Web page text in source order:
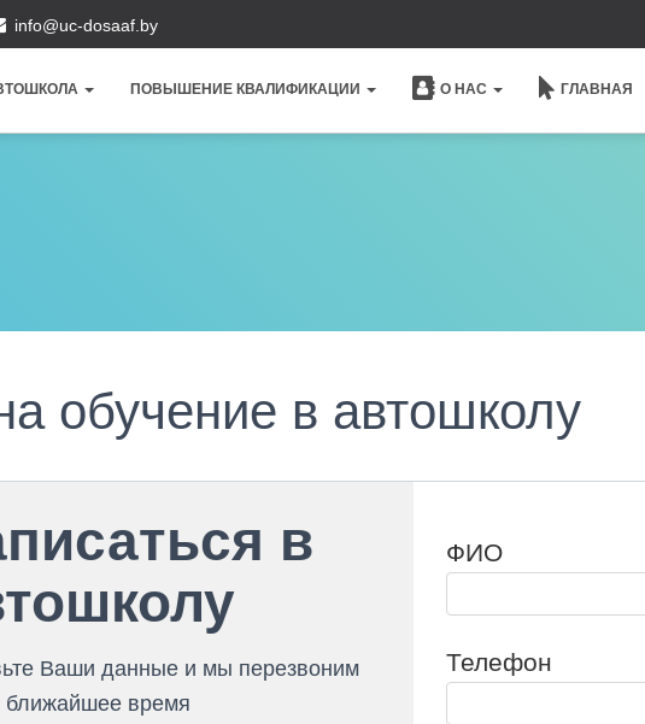
info@uc-dosaaf.by
ПОВЫШЕНИЕ КВАЛИФИКАЦИИ О НАС ГЛАВНАЯ
обучение в автошколу
в
Ваши данные и мы перезвоним
ближайшее время
ФИО
Телефон